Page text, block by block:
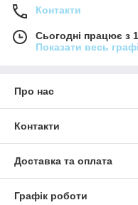
Контакти
Сьогодні працює з
Показати весь
Про нас
Контакти
Доставка та оплата
Графік роботи